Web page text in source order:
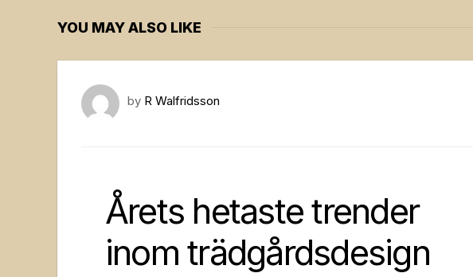
YOU MAY ALSO LIKE
by R Walfridsson
Årets hetaste trender
inom trädgårdsdesign